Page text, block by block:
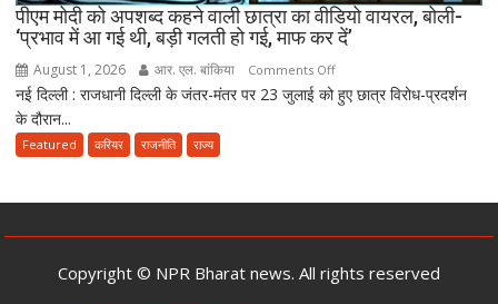
तक
की
10
का
पीएम मोदी को अपशब्द कहने वाली छात्रा का वीडियो वायरल, बोली-
‘प्रभाव में आ गई थी, बड़ी गलती हो गई, माफ कर दें’
August 1, 2026 आर. एल. बांकिया Comments Offon
पीएम
छात्रा
का
वीडियो
नई दिल्ली : राजधानी दिल्ली के जंतर-मंतर पर 23 जुलाई को हुए छात्र विरोध-प्रदर्शन
के दौरान...
Featured करियर राजनीति राज्य
Copyright © NPR Bharat news. All rights reserved